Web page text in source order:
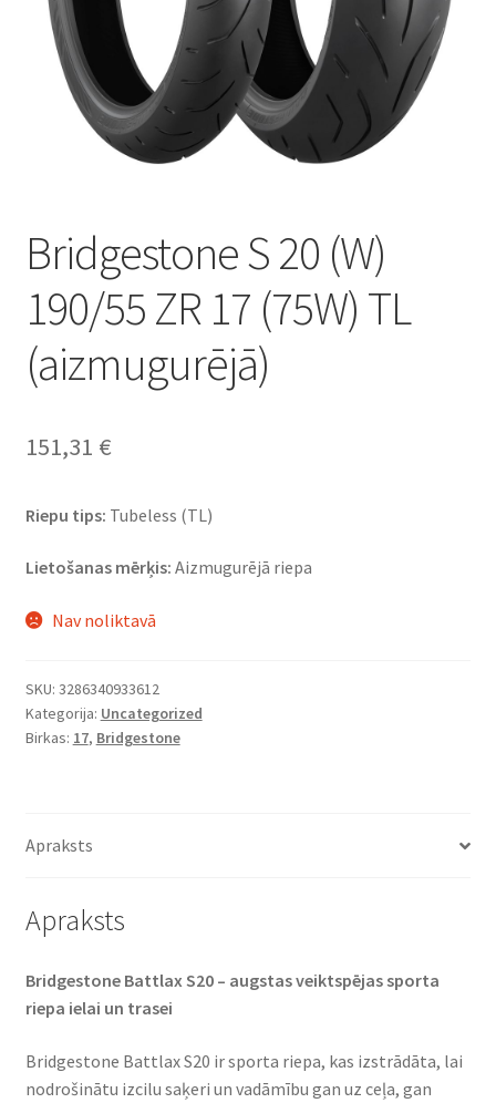
Bridgestone S 20 (W)
190/55 ZR 17 (75W) TL
(aizmugurējā)
151,31 €
Riepu tips: Tubeless (TL)
Lietošanas mērķis: Aizmugurējā riepa
Nav noliktavā
SKU: 3286340933612
Kategorija: Uncategorized
Birkas: 17, Bridgestone
Apraksts
Apraksts
Bridgestone Battlax S20 – augstas veiktspējas sporta
riepa ielai un trasei​
Bridgestone Battlax S20 ir sporta riepa, kas izstrādāta, lai
nodrošinātu izcilu saķeri un vadāmību gan uz ceļa, gan